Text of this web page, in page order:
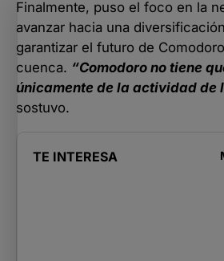
Finalmente, puso el foco en la
avanzar hacia una
garantizar el futuro de
cuenca. “Comodoro no tiene
únicamente de la actividad de
sostuvo.
TE INTERESA